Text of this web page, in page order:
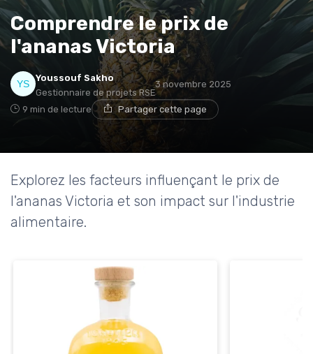
Comprendre le prix de
l'ananas Victoria
Youssouf Sakho
Gestionnaire de projets RSE
3 novembre 2025
9 min de lecture Partager cette page
Explorez les facteurs influençant le prix de
l'ananas Victoria et son impact sur l'industrie
alimentaire.